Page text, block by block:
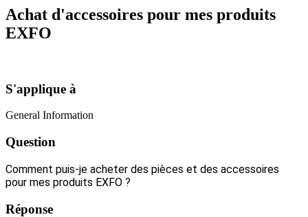
Achat d'accessoires pour mes produits
EXFO
S'applique à
General Information
Question
Comment puis-je acheter des pièces et des accessoires
pour mes produits EXFO ?
Réponse